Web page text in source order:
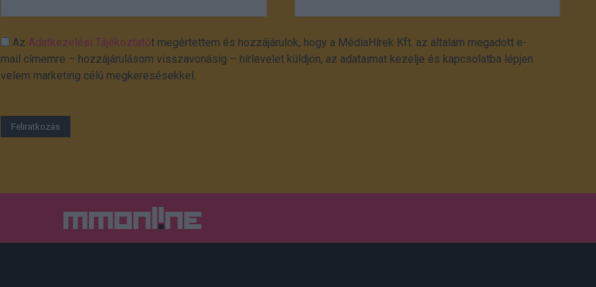
AzAdatkezelési Tájékoztatót megértettem és hozzájárulok, hogy a MédiaHírek Kft. az általam megadott e-
mail címemre – hozzájárulásom visszavonásig – hírlevelet küldjön, az adataimat kezelje és kapcsolatba lépjen
velem marketing célú megkeresésekkel.